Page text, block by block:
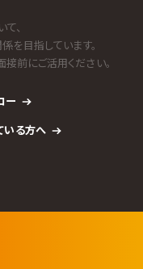
、
を目指しています。
前にご活用ください。
ー
いる方へ